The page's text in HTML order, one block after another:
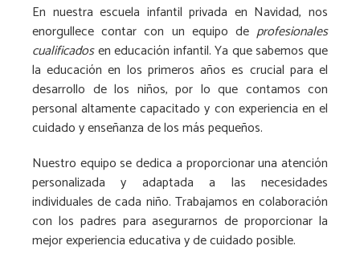
En nuestra escuela infantil privada en Navidad, nos
enorgullece contar con un equipo de profesionales
cualificadosen educación infantil. Ya que sabemos que
la educación en los primeros años es crucial para el
desarrollo de los niños, por lo que contamos con
personal altamente capacitado y con experiencia en el
cuidado y enseñanza de los más pequeños.
Nuestro equipo se dedica a proporcionar una atención
personalizada y adaptada a las necesidades
individuales de cada niño. Trabajamos en colaboración
con los padres para asegurarnos de proporcionar la
mejor experiencia educativa y de cuidado posible.